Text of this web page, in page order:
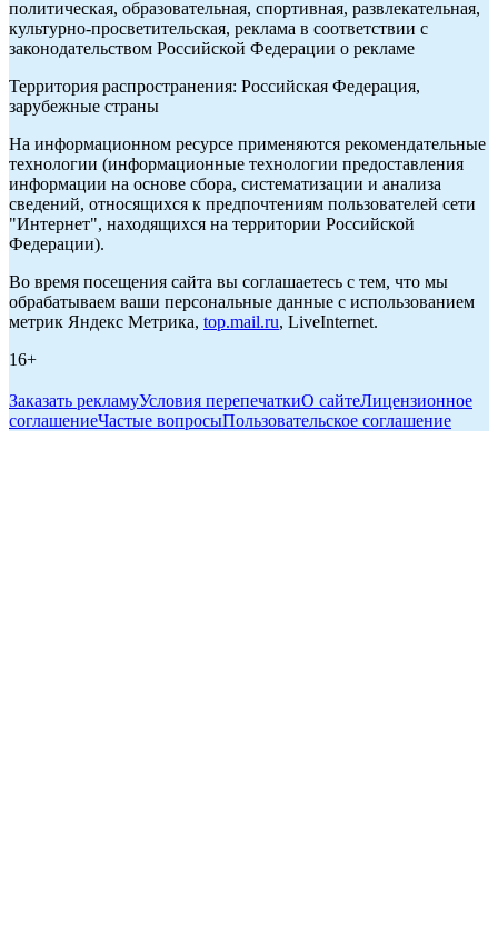
политическая, образовательная, спортивная, развлекательная,
культурно-просветительская, реклама в соответствии с
законодательством Российской Федерации о рекламе
Территория распространения: Российская Федерация,
зарубежные страны
На информационном ресурсе применяются рекомендательные
технологии (информационные технологии предоставления
информации на основе сбора, систематизации и анализа
сведений, относящихся к предпочтениям пользователей сети
"Интернет", находящихся на территории Российской
Федерации).
Во время посещения сайта вы соглашаетесь с тем, что мы
обрабатываем ваши персональные данные с использованием
метрик Яндекс Метрика, top.mail.ru, LiveInternet.
16+
Заказать рекламуУсловия перепечаткиО сайтеЛицензионное
соглашениеЧастые вопросыПользовательское соглашение